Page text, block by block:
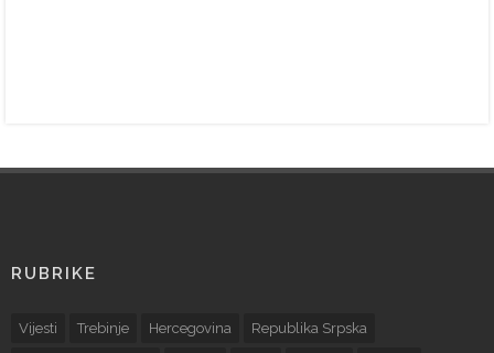
RUBRIKE
Vijesti Trebinje Hercegovina Republika Srpska